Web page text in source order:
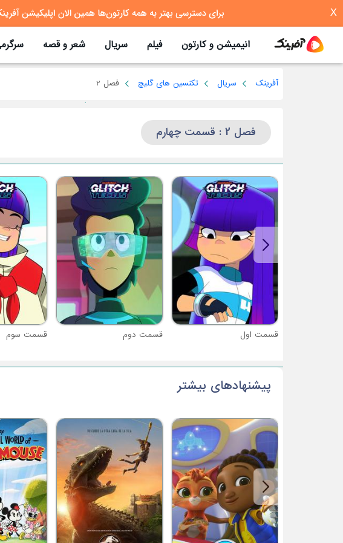
X
انیمیشن و کارتون فیلم سریال شعر و قصه
آفرینک سریال تکنسین های گلیچ فصل 2
فصل 2 : قسمت چهارم
قسمت اول قسمت دوم قسمت سوم
پیشنهادهای بیشتر